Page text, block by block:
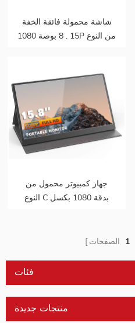
شاشة محمولة فائقة الخفة
15 . 8 بوصة 1080P من النوع
جهاز كمبيوتر محمول من
النوع C بدقة 1080 بكسل
1 الصفحات
فئات
منتجات جديدة